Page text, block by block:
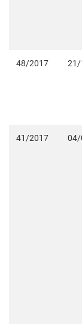
48/2017 21/
41/2017 04/